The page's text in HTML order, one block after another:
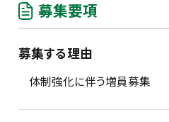
募集要項
募集する理由
体制強化に伴う増員募集